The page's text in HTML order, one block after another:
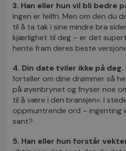
3. Han eller hun vil bli bedre
Ingen er feilfri. Men om den du
til å ta tak i sine mindre bra
kjærlighet til deg – er det
hente fram deres beste
4. Din date tviler ikke på deg.
forteller om dine drømmer så
på øyenbrynet og fnyser noe
til å være i den bransjen». I
oppmuntrende ord – ingenting
sant?
5. Han eller hun forstår